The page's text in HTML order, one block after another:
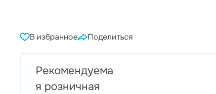
В избранное Поделиться
Рекомендуема
я розничная